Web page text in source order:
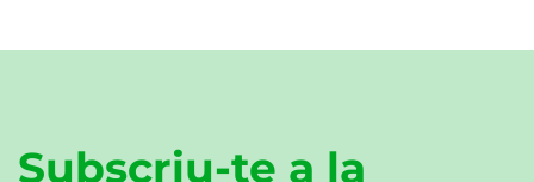
Subscriu-te a la